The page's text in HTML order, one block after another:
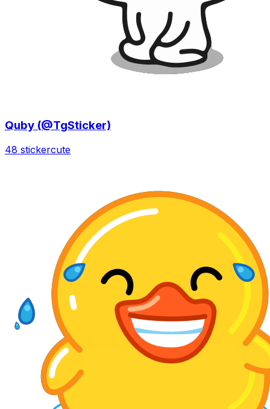
Quby (@TgSticker)
48 stickercute